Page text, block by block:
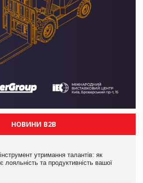
НОВИНИ B2B
утримання талантів: як
лояльність та продуктивність вашої